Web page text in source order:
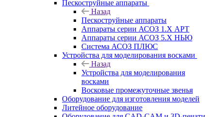
Пескоструйные аппараты
Назад
Пескоструйные аппараты
Аппараты серии АСОЗ 1.Х АРТ
Аппараты серии АСОЗ 5.Х НЬЮ
Система АСОЗ ПЛЮС
Устройства для моделирования восками
Назад
Устройства для моделирования
восками
Восковые промежуточные звенья
Оборудование для изготовления моделей
Литейное оборудование